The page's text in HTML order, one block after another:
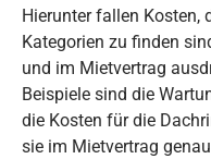
Hierunter fallen Kosten,
Kategorien zu finden
und im Mietvertrag
Beispiele sind die
die Kosten für die
sie im Mietvertrag